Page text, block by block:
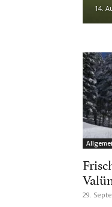
14.
29.